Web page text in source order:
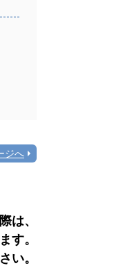
ジへ
は、
す。
い。